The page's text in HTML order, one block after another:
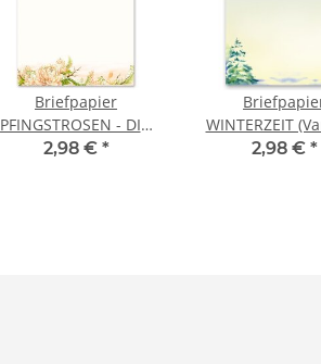
Briefpapier
PFINGSTROSEN - DIN
A4 Format 20 Blatt
2,98 € *
WINTERZEIT
A) DIN A4
2,98 € *